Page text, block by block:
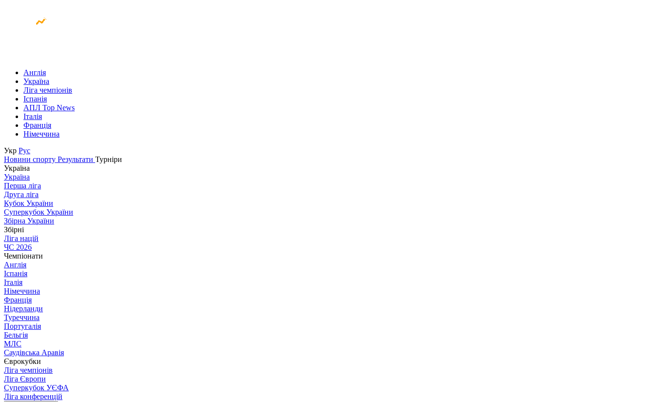
Англія
Україна
Ліга чемпіонів
Іспанія
АПЛ Top News
Італія
Франція
Німеччина
Укр Рус
Новини спорту Результати Турніри
Україна
Україна
Перша ліга
Друга ліга
Кубок України
Суперкубок України
Збірна України
Збірні
Ліга націй
ЧС 2026
Чемпіонати
Англія
Іспанія
Італія
Німеччина
Франція
Нідерланди
Туреччина
Португалія
Бельгія
МЛС
Саудівська Аравія
Єврокубки
Ліга чемпіонів
Ліга Європи
Суперкубок УЄФА
Ліга конференцій